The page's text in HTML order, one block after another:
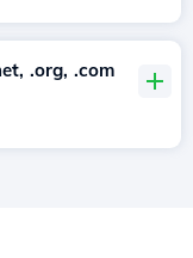
.org, .com